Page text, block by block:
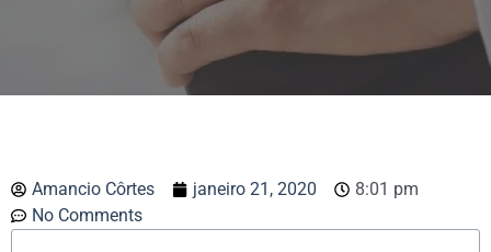
Amancio Côrtes janeiro 21, 2020
8:01 pm
No Comments